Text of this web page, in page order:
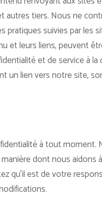
autres tiers. Nous ne
pratiques suivies par les
et leurs liens, peuvent
et de service à la
un lien vers notre site,
à tout moment.
dont nous aidons
qu’il est de votre